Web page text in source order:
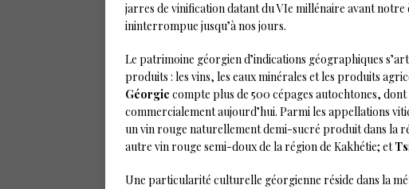
jarres de vinification datant du VIe millénaire avant
ininterrompue jusqu’à nos jours.
Le patrimoine géorgien d’indications géographiques
produits : les vins, les eaux minérales et les produits
Géorgie compte plus de 500 cépages autochtones,
commercialement aujourd’hui. Parmi les appellations
un vin rouge naturellement demi-sucré produit dans la
autre vin rouge semi-doux de la région de Kakhétie; et
Une particularité culturelle géorgienne réside dans la